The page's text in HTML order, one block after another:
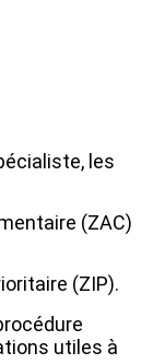
les
(ZAC)
(ZIP).
utiles à